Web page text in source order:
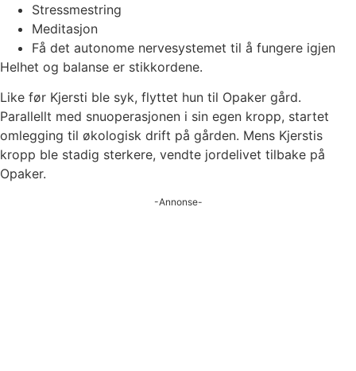
Stressmestring
Meditasjon
Få det autonome nervesystemet til å fungere igjen
Helhet og balanse er stikkordene.
Like før Kjersti ble syk, flyttet hun til Opaker gård.
Parallellt med snuoperasjonen i sin egen kropp, startet
omlegging til økologisk drift på gården. Mens Kjerstis
kropp ble stadig sterkere, vendte jordelivet tilbake på
Opaker.
-Annonse-